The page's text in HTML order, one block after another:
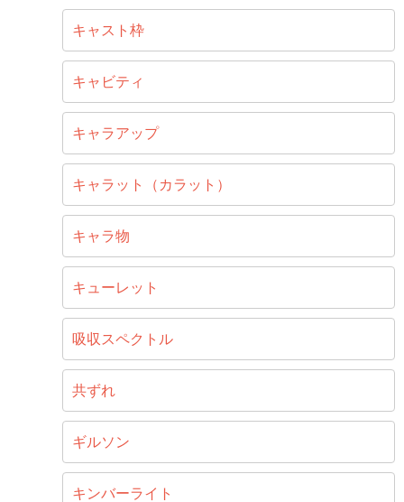
キャスト枠
キャビティ
キャラアップ
キャラット（カラット）
キャラ物
キューレット
吸収スペクトル
共ずれ
ギルソン
キンバーライト